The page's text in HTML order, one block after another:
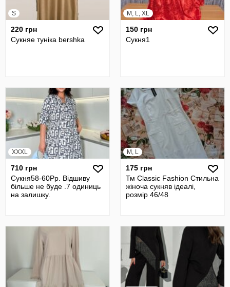
S
220 грн
Сукняе туніка bershka
M, L, XL
150 грн
Сукня1
XXXL
710 грн
Сукня58-60Рр. Відшиву
більше не буде .7 одиниць
на залишку.
M, L
175 грн
Тм Classic Fashion Стильна
жіноча сукняв ідеалі,
розмір 46/48